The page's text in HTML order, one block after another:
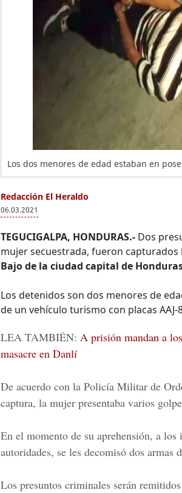
Los dos menores de edad estaban en
Redacción El Heraldo
06.03.2021
TEGUCIGALPA, HONDURAS.- Dos
mujer secuestrada, fueron capturados
Bajo de la ciudad capital de
Los detenidos son dos menores de
de un vehículo turismo con placas
LEA TAMBIÉN: A prisión mandan a
masacre en Danlí
De acuerdo con la Policía Militar de
captura, la mujer presentaba varios
En el momento de su aprehensión, a
autoridades, se les decomisó dos armas
Los presuntos criminales serán